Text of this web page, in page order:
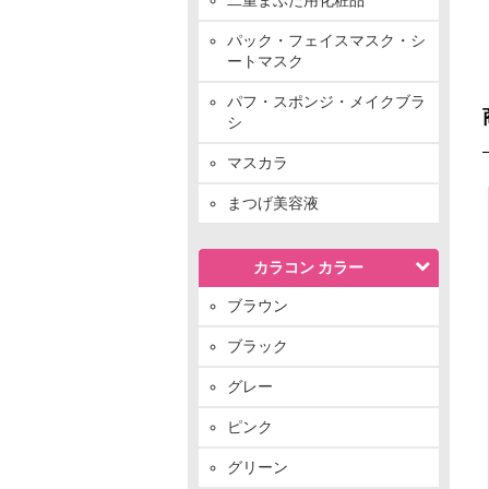
パック・フェイスマスク・シ
ートマスク
パフ・スポンジ・メイクブラ
シ
マスカラ
まつげ美容液
カラコン カラー
ブラウン
ブラック
グレー
ピンク
グリーン